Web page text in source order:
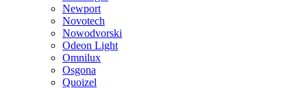
Newport
Novotech
Nowodvorski
Odeon Light
Omnilux
Osgona
Quoizel